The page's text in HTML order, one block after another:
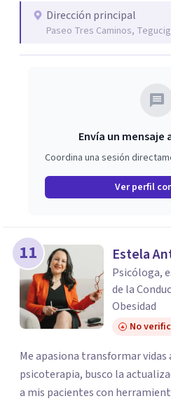
Dirección principal
Paseo Tres Caminos,
Envía un mensaje
Coordina una sesión
Ver perfil
11 Estela
Psicóloga,
de la
Obesidad
No
Me apasiona transformar vidas
psicoterapia, busco la
a mis pacientes con